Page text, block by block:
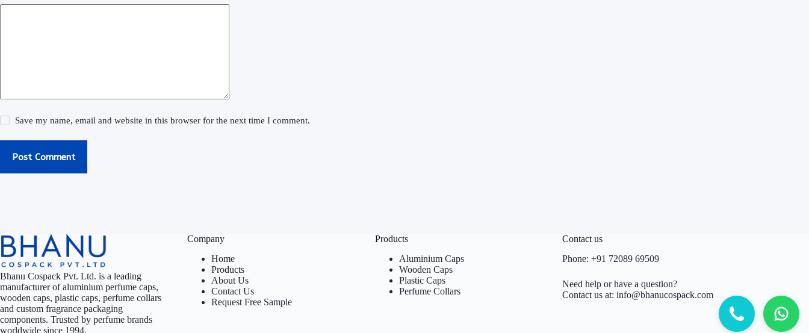
Save my name, email and website in this browser for the next time I comment.
Post Comment
Bhanu Cospack Pvt. Ltd. is a leading
manufacturer of aluminium perfume caps,
wooden caps, plastic caps, perfume collars
and custom fragrance packaging
components. Trusted by perfume brands
worldwide since 1994.
Company
Home
Products
About Us
Contact Us
Request Free Sample
Products
Aluminium Caps
Wooden Caps
Plastic Caps
Perfume Collars
Contact us
Phone:+91 72089 69509
Need help or have a question?
Contact us at:info@bhanucospack.com